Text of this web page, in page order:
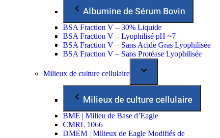
Albumine de Sérum Bovin
BSA Fraction V – 30% Liquide
BSA Fraction V – Lyophilisé pH ~7
BSA Fraction V – Sans Acide Gras Lyophilisée
BSA Fraction V – Sans Protéase Lyophilisée
Milieux de culture cellulaire
Milieux de culture cellulaire
BME | Milieu de Base d’Eagle
CMRL 1066
DMEM | Milieux de Eagle Modifiés de